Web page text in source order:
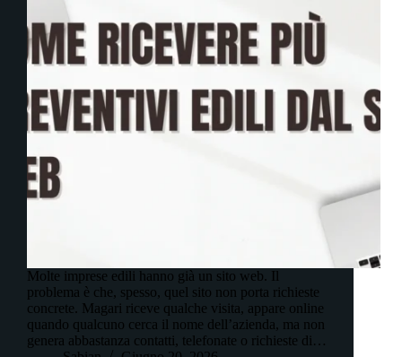
Molte imprese edili hanno già un sito web. Il
problema è che, spesso, quel sito non porta richieste
concrete. Magari riceve qualche visita, appare online
quando qualcuno cerca il nome dell’azienda, ma non
genera abbastanza contatti, telefonate o richieste di…